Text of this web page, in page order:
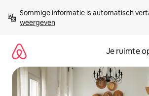
direct
naar
Sommige informatie is automatisch
weergeven
Je ruimte